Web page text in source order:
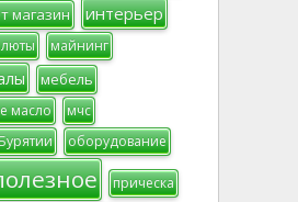
магазин интерьер
майнинг
мебель
масло
мчс
оборудование
прическа